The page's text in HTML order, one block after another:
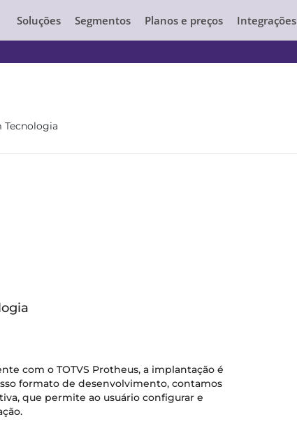
Soluções Segmentos Planos e preços Integrações
Tecnologia
com o TOTVS Protheus, a implantação é
formato de desenvolvimento, contamos
que permite ao usuário configurar e